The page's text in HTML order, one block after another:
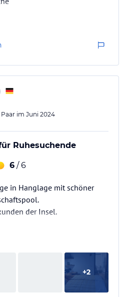
Paar im Juni 2024
Ruhesuchende
6 / 6
in Hanglage mit schöner
der Insel.
+2